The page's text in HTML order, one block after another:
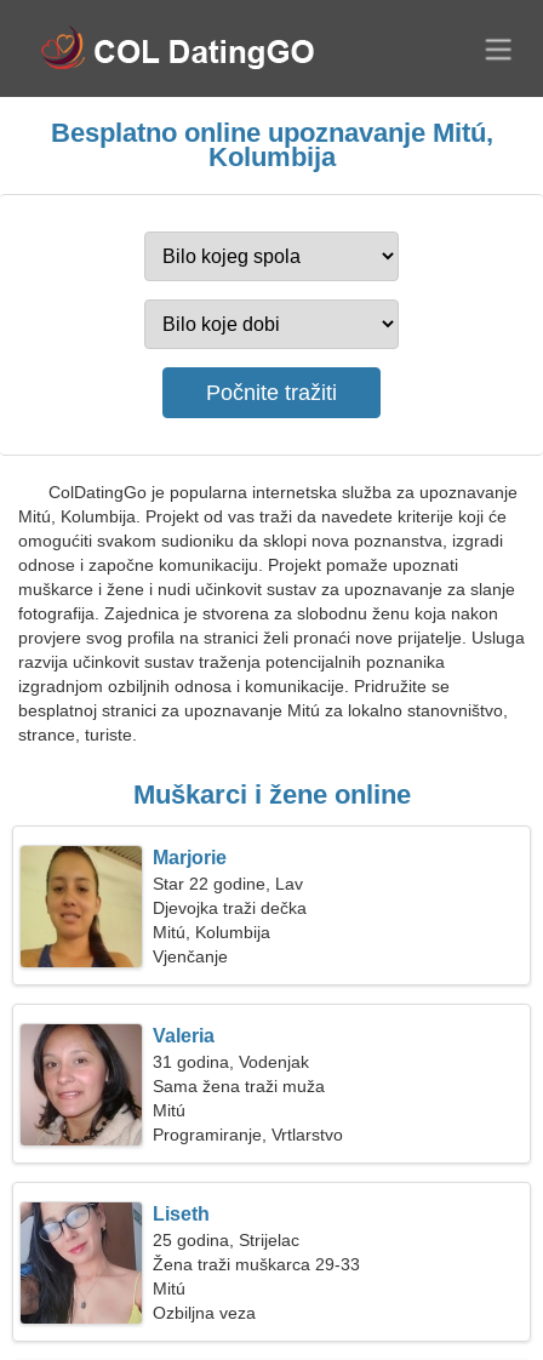
Besplatno online upoznavanje Mitú,
Kolumbija
ColDatingGo je popularna internetska služba za upoznavanje
Mitú, Kolumbija. Projekt od vas traži da navedete kriterije koji će
omogućiti svakom sudioniku da sklopi nova poznanstva, izgradi
odnose i započne komunikaciju. Projekt pomaže upoznati
muškarce i žene i nudi učinkovit sustav za upoznavanje za slanje
fotografija. Zajednica je stvorena za slobodnu ženu koja nakon
provjere svog profila na stranici želi pronaći nove prijatelje. Usluga
razvija učinkovit sustav traženja potencijalnih poznanika
izgradnjom ozbiljnih odnosa i komunikacije. Pridružite se
besplatnoj stranici za upoznavanje Mitú za lokalno stanovništvo,
strance, turiste.
Muškarci i žene online
Marjorie
Star 22 godine, Lav
Djevojka traži dečka
Mitú, Kolumbija
Vjenčanje
Valeria
31 godina, Vodenjak
Sama žena traži muža
Mitú
Programiranje, Vrtlarstvo
Liseth
25 godina, Strijelac
Žena traži muškarca 29-33
Mitú
Ozbiljna veza